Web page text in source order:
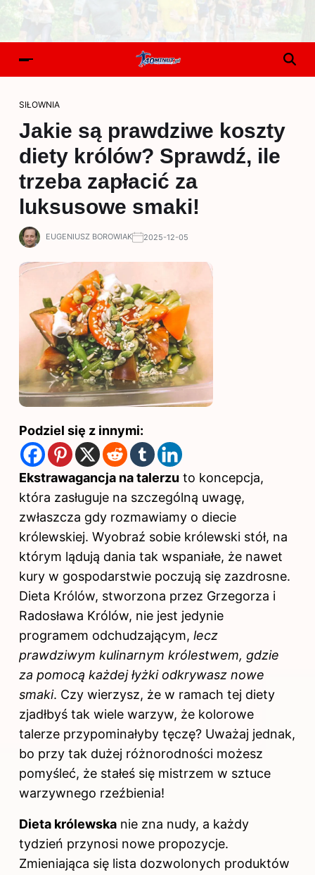
SIŁOWNIA
Jakie są prawdziwe koszty
diety królów? Sprawdź, ile
trzeba zapłacić za
luksusowe smaki!
EUGENIUSZ BOROWIAK 2025-12-05
Podziel się z innymi:
Ekstrawagancja na talerzu to koncepcja,
która zasługuje na szczególną uwagę,
zwłaszcza gdy rozmawiamy o diecie
królewskiej. Wyobraź sobie królewski stół, na
którym lądują dania tak wspaniałe, że nawet
kury w gospodarstwie poczują się zazdrosne.
Dieta Królów, stworzona przez Grzegorza i
Radosława Królów, nie jest jedynie
programem odchudzającym, lecz
prawdziwym kulinarnym królestwem, gdzie
za pomocą każdej łyżki odkrywasz nowe
smaki. Czy wierzysz, że w ramach tej diety
zjadłbyś tak wiele warzyw, że kolorowe
talerze przypominałyby tęczę? Uważaj jednak,
bo przy tak dużej różnorodności możesz
pomyśleć, że stałeś się mistrzem w sztuce
warzywnego rzeźbienia!
Dieta królewska nie zna nudy, a każdy
tydzień przynosi nowe propozycje.
Zmieniająca się lista dozwolonych produktów